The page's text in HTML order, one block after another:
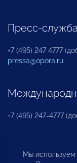
Пресс-служба
+7 (495) 247 4777
pressa@opora.ru
+7 (495) 247-4777
Бюро по
Мы